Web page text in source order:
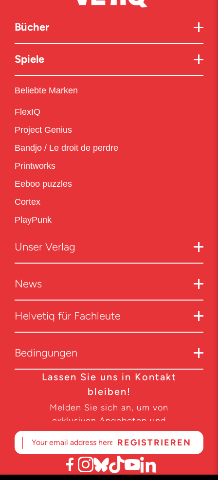
Bücher
Spiele
Beliebte Marken
FlexIQ
Project Genius
Bandjo / Le droit de perdre
Printworks
Eeboo puzzles
Cortex
PlayPunk
Unser Verlag
News
Helvetiq für Fachleute
Bedingungen
Lassen Sie uns in Kontakt
bleiben!
Melden Sie sich an, um von
exklusiven Angeboten und
Produktneuheiten zu erfahren.